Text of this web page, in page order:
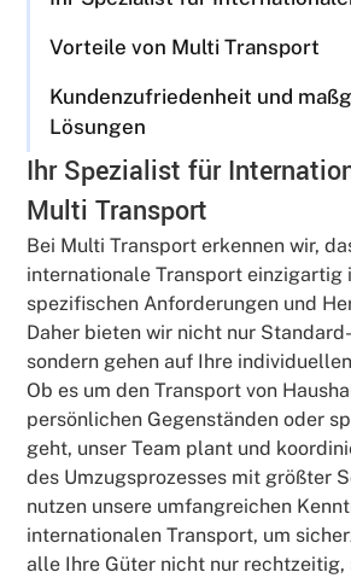
Vorteile von Multi Transport
Kundenzufriedenheit und
Lösungen
Ihr Spezialist für
Multi Transport
Bei Multi Transport erkennen wir,
internationale Transport einzigartig
spezifischen Anforderungen und
Daher bieten wir nicht nur
sondern gehen auf Ihre
Ob es um den Transport von
persönlichen Gegenständen oder
geht, unser Team plant und
des Umzugsprozesses mit größter
nutzen unsere umfangreichen
internationalen Transport, um
alle Ihre Güter nicht nur rechtzeitig,